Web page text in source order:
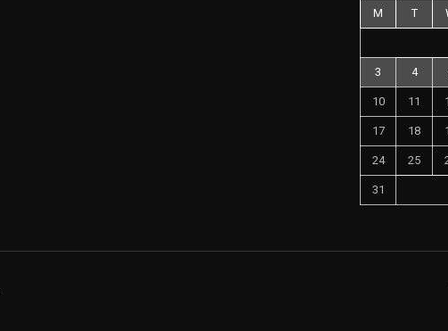
M T
3 4
10 11
17 18
24 25
31